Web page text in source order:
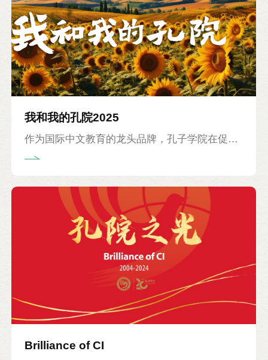
我和我的孔院2025
作为国际中文教育的龙头品牌，孔子学院在促进
中外人文交流、传播中华文化、推动中文走向世
界的进程中发挥了不可替代的重要作用。为表达
对中外方院长长期坚守岗位、辛勤付出的感谢与
敬意，中国国际中文教育基金会自2021年起设立
“孔子学院院长纪念奖章”。 2025年，我们将向17
位院长授予奖章。至今，累计已有176位中外方
院长获此项殊荣，这不仅是对他们个人职业生涯
的肯定，更是对孔院精神的传承与礼赞。 孔子学
院的发展历程，是一段由“孔院人”共同书写的奋
Brilliance of CI